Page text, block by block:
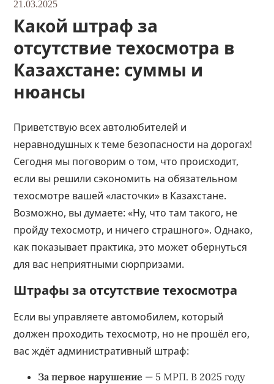
21.03.2025
Какой штраф за
отсутствие техосмотра в
Казахстане: суммы и
нюансы
Приветствую всех автолюбителей и
неравнодушных к теме безопасности на дорогах!
Сегодня мы поговорим о том, что происходит,
если вы решили сэкономить на обязательном
техосмотре вашей «ласточки» в Казахстане.
Возможно, вы думаете: «Ну, что там такого, не
пройду техосмотр, и ничего страшного». Однако,
как показывает практика, это может обернуться
для вас неприятными сюрпризами.
Штрафы за отсутствие техосмотра
Если вы управляете автомобилем, который
должен проходить техосмотр, но не прошёл его,
вас ждёт административный штраф:
За первое нарушение — 5 МРП. В 2025 году